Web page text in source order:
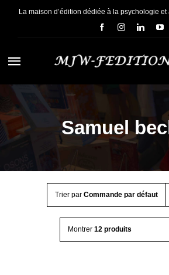
PasserLa maison d’édition dédiée à la psychologie
Navigation
à
bascule
ACCUEIL
NOUS CONNAÎTRE
CONTACT
Samuel
Trier par Commande par défaut
Montrer 12 produits